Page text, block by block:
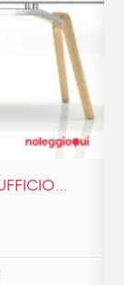
ARREDAMENTO COMPLETO PER UFFICIO DIREZIONALE - LINEA RAM